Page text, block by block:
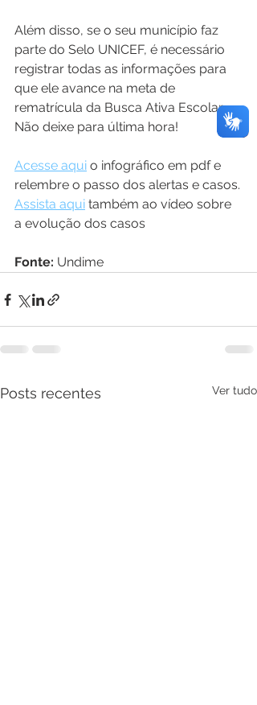
Além disso, se o seu município faz
parte do Selo UNICEF, é necessário
registrar todas as informações para
que ele avance na meta de
rematrícula da Busca Ativa Escolar.
Não deixe para última hora!
Acesse aqui o infográfico em pdf e
relembre o passo dos alertas e casos.
Assista aqui também ao vídeo sobre
a evolução dos casos
Fonte: Undime
Posts recentes Ver tudo